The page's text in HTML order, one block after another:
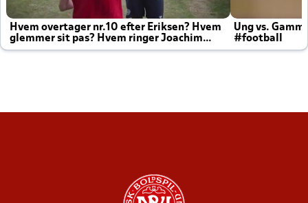
Hvem overtager nr.10 efter Eriksen? Hvem
glemmer sit pas? Hvem ringer Joachim
altid til efter kampe?
Ung vs.
#football